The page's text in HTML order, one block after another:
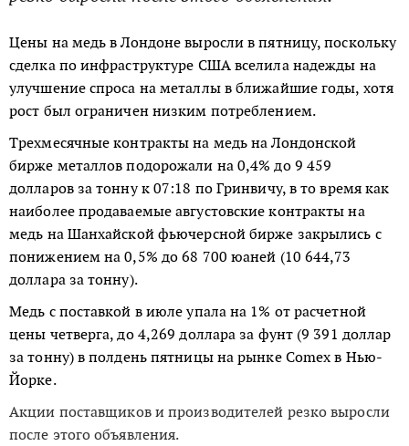
Цены на медь в Лондоне выросли в пятницу, поскольку
сделка по инфраструктуре США вселила надежды на
улучшение спроса на металлы в ближайшие годы, хотя
рост был ограничен низким потреблением.
Трехмесячные контракты на медь на Лондонской
бирже металлов подорожали на 0,4% до 9 459
долларов за тонну к 07:18 по Гринвичу, в то время как
наиболее продаваемые августовские контракты на
медь на Шанхайской фьючерсной бирже закрылись с
понижением на 0,5% до 68 700 юаней (10 644,73
доллара за тонну).
Медь с поставкой в ​​июле упала на 1% от расчетной
цены четверга, до 4,269 доллара за фунт (9 391 доллар
за тонну) в полдень пятницы на рынке Comex в Нью-
Йорке.
Акции поставщиков и производителей резко выросли
после этого объявления.